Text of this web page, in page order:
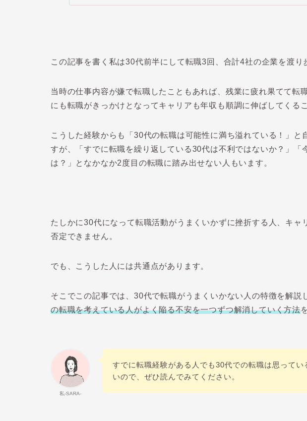
この記事を書く私は30代前半にして転職3回、合計4社の企業を渡り
当時の仕事内容が嫌で転職したこともあれば、残業に疲れ果てて転
にも転職がきっかけとなってキャリアも年収も順調に伸ばしてくる
こうした経験からも「30代の転職は可能性に満ち溢れている！」と
すが、「すでに転職を繰り返している30代は不利ではないか？」「
は？」となかなか2度目の転職に踏み出せない人もいます。
たしかに30代になって転職活動がうまくいかずに挫折する人、キャ
否定できません。
でも、こうした人には共通点があります。
そこでこの記事では、30代で転職がうまくいかない人の特徴を解説
の転職を考えている人がよく陥る不安を一つずつ解消していく方法
私-SARA-
すでに転職経験がある人でも30代での転職は思ってい
いので、ぜひ読んでみてください。